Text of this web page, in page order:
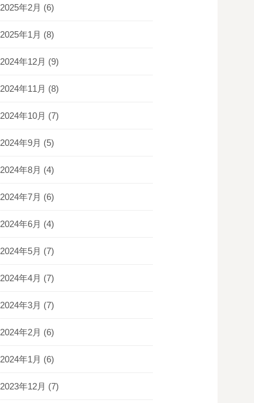
2025年2月 (6)
2025年1月 (8)
2024年12月 (9)
2024年11月 (8)
2024年10月 (7)
2024年9月 (5)
2024年8月 (4)
2024年7月 (6)
2024年6月 (4)
2024年5月 (7)
2024年4月 (7)
2024年3月 (7)
2024年2月 (6)
2024年1月 (6)
2023年12月 (7)